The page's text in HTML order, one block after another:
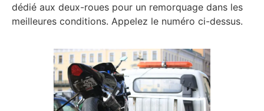
dédié aux deux-roues pour un remorquage dans les
meilleures conditions. Appelez le numéro ci-dessus.